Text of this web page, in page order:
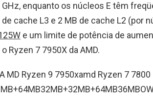
enquanto os núcleos E têm
cache L3 e 2 MB de cache L2 (por
e um limite de potência de
Ryzen 7 7950X da AMD.
MD Ryzen 9 7950xamd Ryzen 7 7800